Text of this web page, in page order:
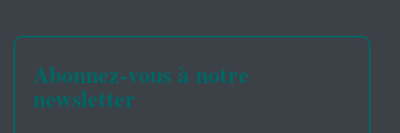
Abonnez-vous à notre
newsletter